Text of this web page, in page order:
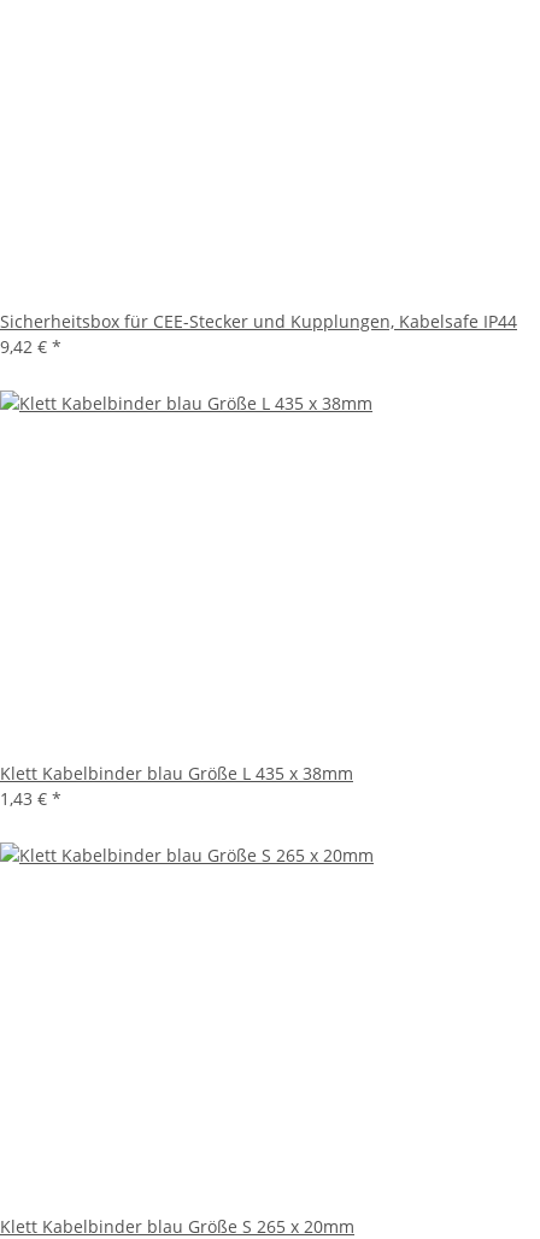
Sicherheitsbox für CEE-Stecker und Kupplungen, Kabelsafe IP44
9,42 € *
Klett Kabelbinder blau Größe L 435 x 38mm
1,43 € *
Klett Kabelbinder blau Größe S 265 x 20mm